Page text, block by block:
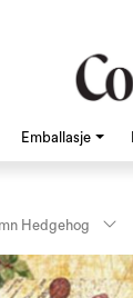
Emballasje
Hedgehog